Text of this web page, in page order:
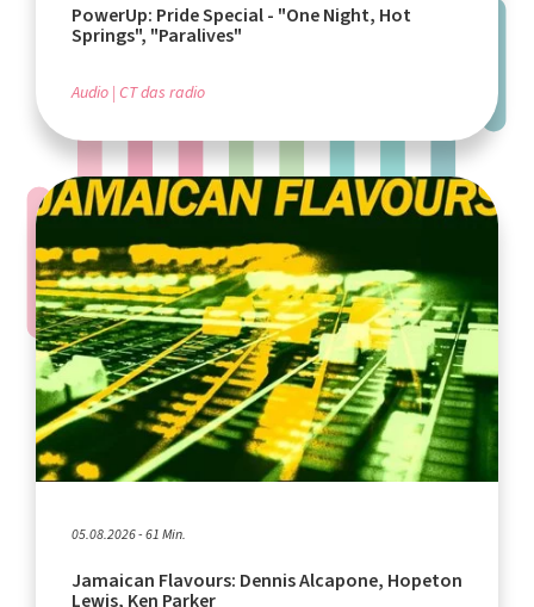
PowerUp: Pride Special - "One Night, Hot
Springs", "Paralives"
Audio CT das radio
05.08.2026 - 61 Min.
Jamaican Flavours: Dennis Alcapone, Hopeton
Lewis, Ken Parker